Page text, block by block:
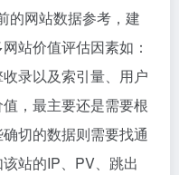
的网站数据参考，建
站价值评估因素如：
录以及索引量、用户
，最主要还是需要根
切的数据则需要找通
站的IP、PV、跳出